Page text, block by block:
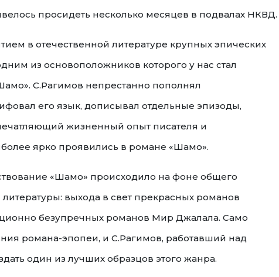
просидеть несколько месяцев в подвалах НКВД.
в отечественной литературе крупных эпических
из основоположников которого у нас стал
С.Рагимов непрестанно пополнял
его язык, дописывал отдельные эпизоды,
жизненный опыт писателя и
ярко проявились в романе «Шамо».
«Шамо» происходило на фоне общего
выхода в свет прекрасных романов
безупречных романов Мир Джалала. Само
романа-эпопеи, и С.Рагимов, работавший над
один из лучших образцов этого жанра.